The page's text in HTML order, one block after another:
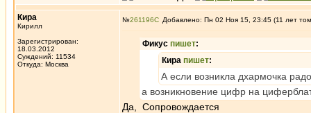
Кира
Кирилл
Зарегистрирован:
18.03.2012
Суждений: 11534
Откуда: Москва
№261196 Добавлено: Пн 02 Ноя 15, 23:45 (11 лет
Фикус пишет:
Кира пишет:
А если возникла дхармочка
а возникновение цифр на
Да, Сопровождается